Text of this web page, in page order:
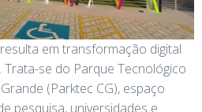
em transformação digital
se do Parque Tecnológico
(Parktec CG), espaço
pesquisa, universidades e